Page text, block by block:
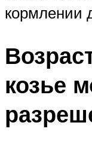
кормлении
козье